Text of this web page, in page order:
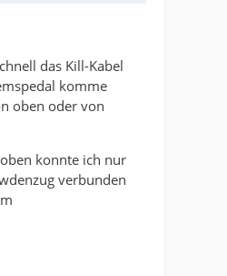
das Kill-Kabel
komme
oben oder von
konnte ich nur
verbunden